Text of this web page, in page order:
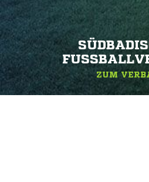
ZUM